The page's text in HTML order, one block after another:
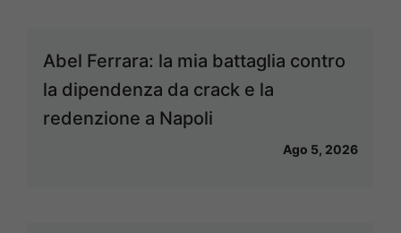
Abel Ferrara: la mia battaglia contro
la dipendenza da crack e la
redenzione a Napoli
Ago 5, 2026